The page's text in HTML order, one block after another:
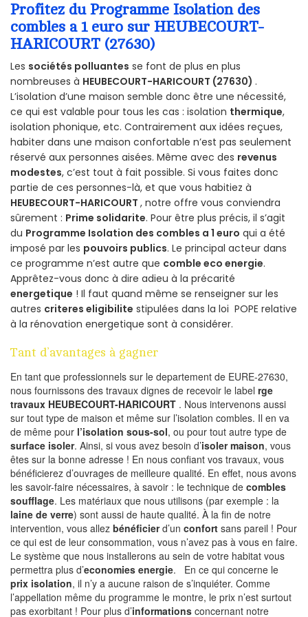
Profitez du Programme Isolation des
combles a 1 euro sur HEUBECOURT-
HARICOURT (27630)
Les sociétés polluantes se font de plus en plus
nombreuses à HEUBECOURT-HARICOURT (27630) .
L’isolation d’une maison semble donc être une nécessité,
ce qui est valable pour tous les cas : isolation thermique,
isolation phonique, etc. Contrairement aux idées reçues,
habiter dans une maison confortable n’est pas seulement
réservé aux personnes aisées. Même avec des revenus
modestes, c’est tout à fait possible. Si vous faites donc
partie de ces personnes-là, et que vous habitiez à
HEUBECOURT-HARICOURT , notre offre vous conviendra
sûrement : Prime solidarite. Pour être plus précis, il s’agit
du Programme Isolation des combles a 1 euro qui a été
imposé par les pouvoirs publics. Le principal acteur dans
ce programme n’est autre que comble eco energie.
Apprêtez-vous donc à dire adieu à la précarité
energetique ! Il faut quand même se renseigner sur les
autres criteres eligibilite stipulées dans la loi POPE relative
à la rénovation energetique sont à considérer.
Tant d’avantages à gagner
En tant que professionnels sur le departement de EURE-27630,
nous fournissons des travaux dignes de recevoir le label rge
travaux HEUBECOURT-HARICOURT . Nous intervenons aussi
sur tout type de maison et même sur l’isolation combles. Il en va
de même pour l’isolation sous-sol, ou pour tout autre type de
surface isoler. Ainsi, si vous avez besoin d’isoler maison, vous
êtes sur la bonne adresse ! En nous confiant vos travaux, vous
bénéficierez d’ouvrages de meilleure qualité. En effet, nous avons
les savoir-faire nécessaires, à savoir : le technique de combles
soufflage. Les matériaux que nous utilisons (par exemple : la
laine de verre) sont aussi de haute qualité. À la fin de notre
intervention, vous allez bénéficierd’un confort sans pareil ! Pour
ce qui est de leur consommation, vous n’avez pas à vous en faire.
Le système que nous installerons au sein de votre habitat vous
permettra plus d’economies energie. En ce qui concerne le
prix isolation, il n’y a aucune raison de s’inquiéter. Comme
l’appellation même du programme le montre, le prix n’est surtout
pas exorbitant ! Pour plus d’informations concernant notre